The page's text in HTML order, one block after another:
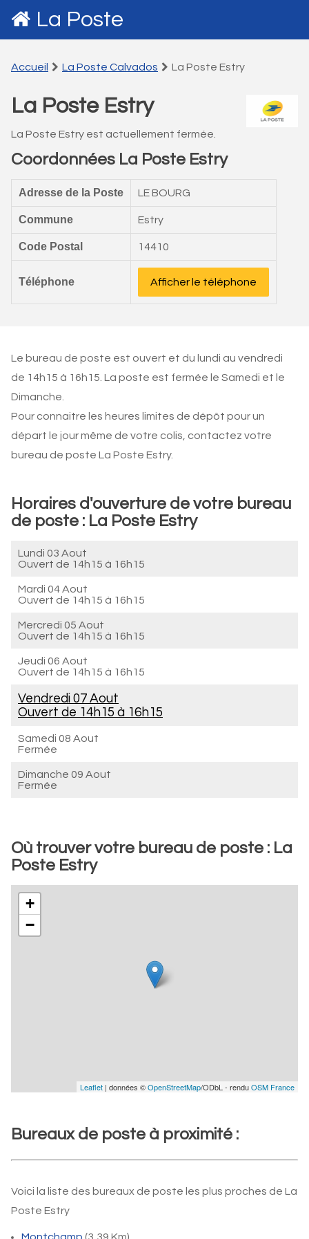
La Poste
Accueil La Poste Calvados La Poste Estry
La Poste Estry
La Poste Estry est actuellement fermée.
Coordonnées La Poste Estry
Adresse de la Poste LE BOURG
Commune Estry
Code Postal 14410
Téléphone Afficher le téléphone
Le bureau de poste est ouvert et du lundi au vendredi
de 14h15 à 16h15. La poste est fermée le Samedi et le
Dimanche.
Pour connaitre les heures limites de dépôt pour un
départ le jour même de votre colis, contactez votre
bureau de poste La Poste Estry.
Horaires d'ouverture de votre bureau
de poste : La Poste Estry
Lundi 03 Aout
Ouvert de 14h15 à 16h15
Mardi 04 Aout
Ouvert de 14h15 à 16h15
Mercredi 05 Aout
Ouvert de 14h15 à 16h15
Jeudi 06 Aout
Ouvert de 14h15 à 16h15
Vendredi 07 Aout
Ouvert de 14h15 à 16h15
Samedi 08 Aout
Fermée
Dimanche 09 Aout
Fermée
Où trouver votre bureau de poste : La
Poste Estry
+
−
Leaflet | données ©OpenStreetMap/ODbL - renduOSM France
Bureaux de poste à proximité :
Voici la liste des bureaux de poste les plus proches de La
Poste Estry